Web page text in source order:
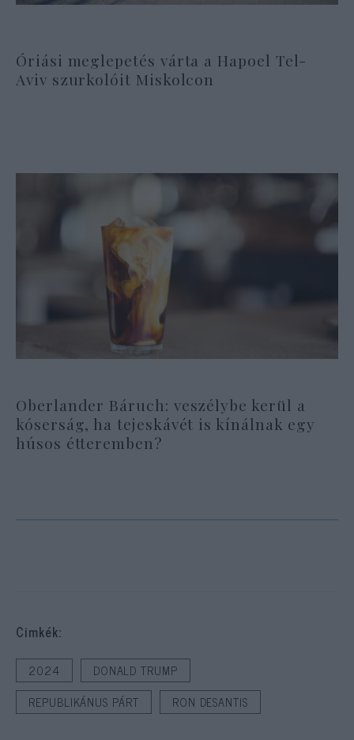
Óriási meglepetés várta a Hapoel Tel-
Aviv szurkolóit Miskolcon
Oberlander Báruch: veszélybe kerül a
kóserság, ha tejeskávét is kínálnak egy
húsos étteremben?
Cimkék:
2024
DONALD TRUMP
REPUBLIKÁNUS PÁRT
RON DESANTIS